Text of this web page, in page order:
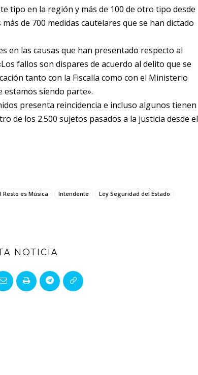
tipo en la región y más de 100 de otro tipo desde
de 700 medidas cautelares que se han dictado
en las causas que han presentado respecto al
fallos son dispares de acuerdo al delito que se
tanto con la Fiscalía como con el Ministerio
estamos siendo parte».
presenta reincidencia e incluso algunos tienen
de los 2.500 sujetos pasados a la justicia desde el
Resto es Música Intendente
Ley Seguridad del Estado
NOTICIA